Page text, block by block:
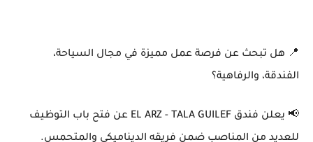
📍 هل تبحث عن فرصة عمل مميزة في مجال السياحة،
الفندقة، والرفاهية؟
📢 يعلن فندق EL ARZ - TALA GUILEF عن فتح باب التوظيف
للعديد من المناصب ضمن فريقه الديناميكي والمتحمس.